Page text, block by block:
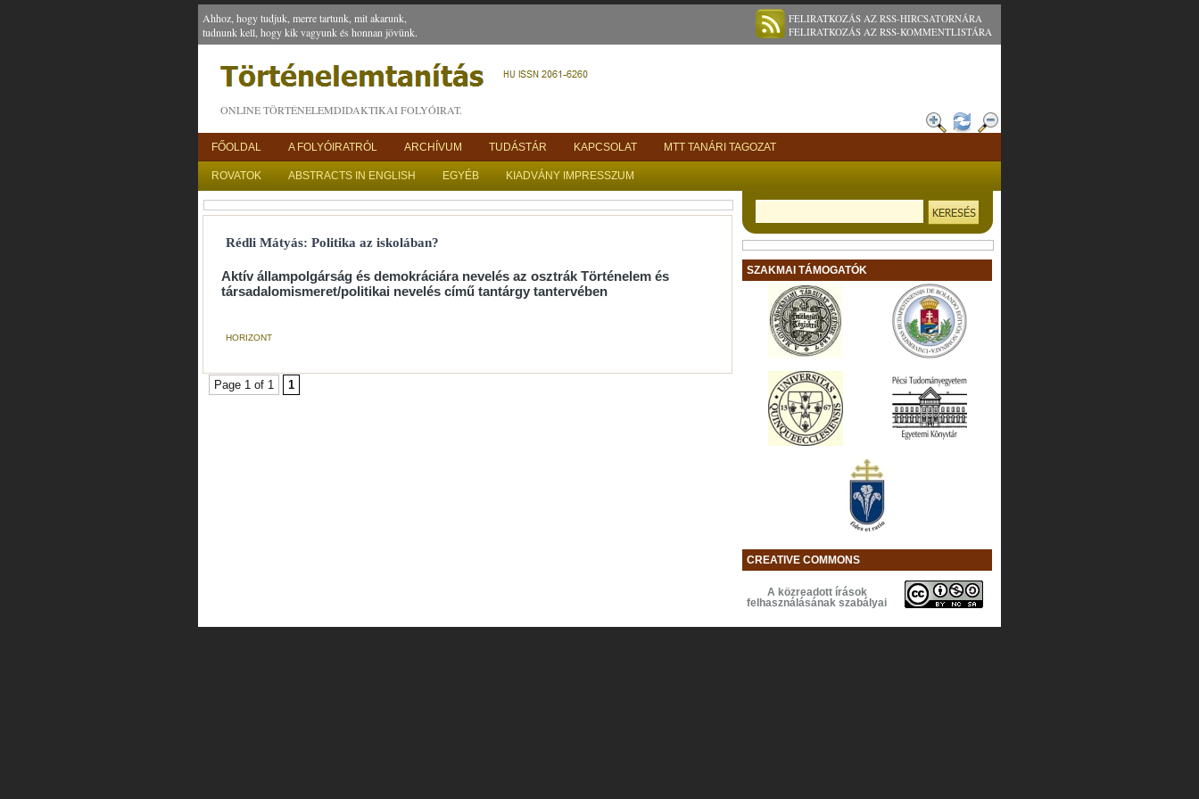
Ahhoz, hogy tudjuk, merre tartunk, mit akarunk,
tudnunk kell, hogy kik vagyunk és honnan jövünk.
FELIRATKOZÁS AZ RSS-HIRCSATORNÁRA
FELIRATKOZÁS AZ RSS-KOMMENTLISTÁRA
ONLINE TÖRTÉNELEMDIDAKTIKAI FOLYÓIRAT.
FŐOLDAL A FOLYÓIRATRÓL ARCHÍVUM TUDÁSTÁR KAPCSOLAT MTT TANÁRI TAGOZAT
ROVATOK ABSTRACTS IN ENGLISH EGYÉB KIADVÁNY IMPRESSZUM
Rédli Mátyás: Politika az iskolában?
Aktív állampolgárság és demokráciára nevelés az osztrák Történelem és
társadalomismeret/politikai nevelés című tantárgy tantervében
HORIZONT
Page 1 of 1 1
SZAKMAI TÁMOGATÓK
CREATIVE COMMONS
A közreadott írások
felhasználásának szabályai